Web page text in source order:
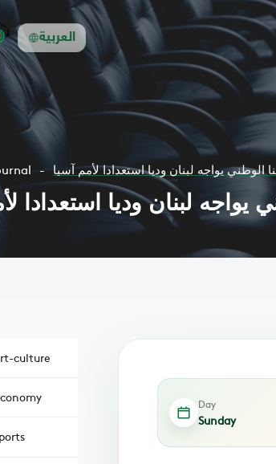
العربية
الوطني يواجه لبنان وديا استعدادا لأمم آسيا
يواجه لبنان وديا استعدادا
culture
Day
Sunday